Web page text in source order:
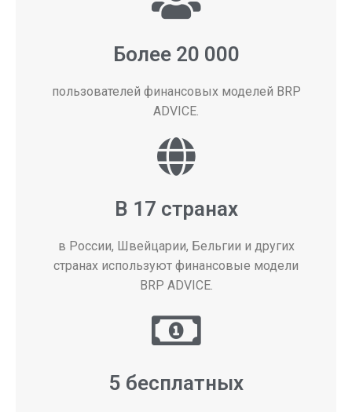
Более 20 000
пользователей финансовых моделей BRP
ADVICE.
В 17 странах
в России, Швейцарии, Бельгии и других
странах используют финансовые модели
BRP ADVICE.
5 бесплатных